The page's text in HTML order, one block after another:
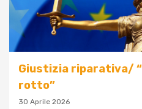
Giustizia riparativa/
rotto”
30 Aprile 2026